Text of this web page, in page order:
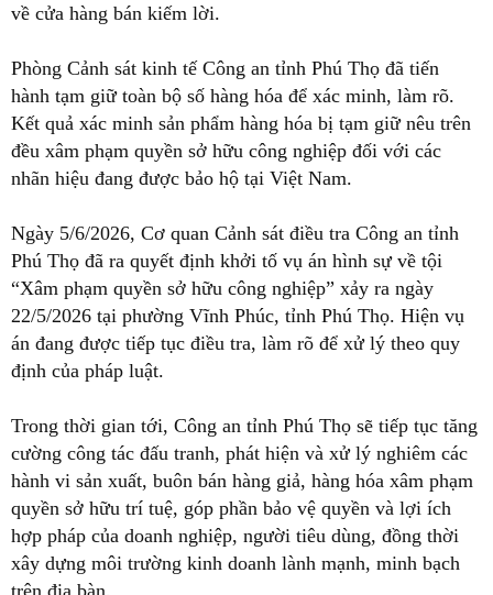
về cửa hàng bán kiếm lời.
Phòng Cảnh sát kinh tế Công an tỉnh Phú Thọ đã tiến
hành tạm giữ toàn bộ số hàng hóa để xác minh, làm rõ.
Kết quả xác minh sản phẩm hàng hóa bị tạm giữ nêu trên
đều xâm phạm quyền sở hữu công nghiệp đối với các
nhãn hiệu đang được bảo hộ tại Việt Nam.
Ngày 5/6/2026, Cơ quan Cảnh sát điều tra Công an tỉnh
Phú Thọ đã ra quyết định khởi tố vụ án hình sự về tội
“Xâm phạm quyền sở hữu công nghiệp” xảy ra ngày
22/5/2026 tại phường Vĩnh Phúc, tỉnh Phú Thọ. Hiện vụ
án đang được tiếp tục điều tra, làm rõ để xử lý theo quy
định của pháp luật.
Trong thời gian tới, Công an tỉnh Phú Thọ sẽ tiếp tục tăng
cường công tác đấu tranh, phát hiện và xử lý nghiêm các
hành vi sản xuất, buôn bán hàng giả, hàng hóa xâm phạm
quyền sở hữu trí tuệ, góp phần bảo vệ quyền và lợi ích
hợp pháp của doanh nghiệp, người tiêu dùng, đồng thời
xây dựng môi trường kinh doanh lành mạnh, minh bạch
trên địa bàn.